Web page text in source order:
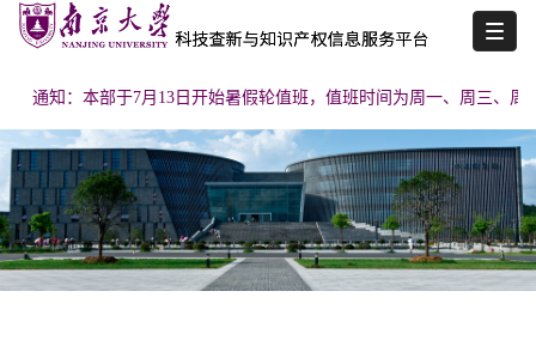
通知：本部于7月13日开始暑假轮值班，值班时间为周一、周三、周